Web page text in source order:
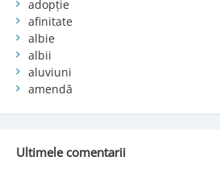
adopție
afinitate
albie
albii
aluviuni
amendă
Ultimele comentarii